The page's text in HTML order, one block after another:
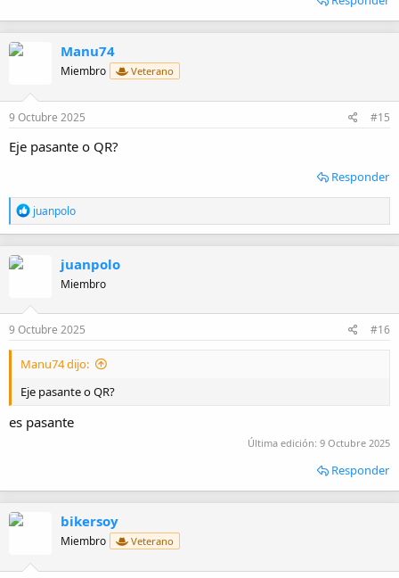
Manu74
Miembro Veterano
9 Octubre 2025 #15
Eje pasante o QR?
Responder
R
e
a
n
e
s
juanpolo
juanpolo
Miembro
9 Octubre 2025 #16
Manu74 dijo:
Eje pasante o QR?
es pasante
Última edición: 9 Octubre 2025
Responder
bikersoy
Miembro Veterano